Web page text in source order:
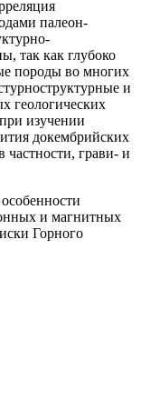
палеон­
так как глубоко
породы во многих
и
геологических
изучении
докембрийских
грави- и
и магнитных
Горного